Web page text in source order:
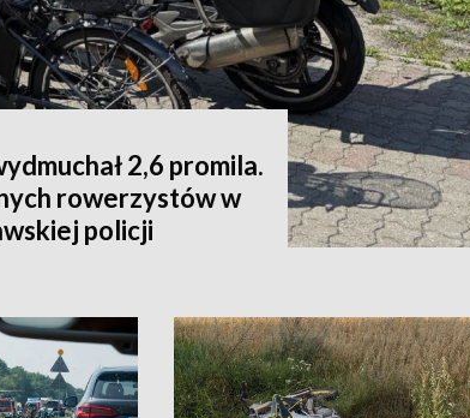
2,6 promila.
rowerzystów w
policji